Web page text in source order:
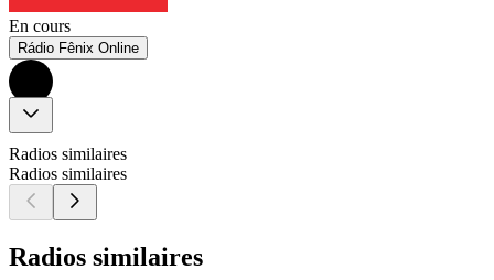
En cours
Rádio Fênix Online
Radios similaires
Radios similaires
Radios similaires